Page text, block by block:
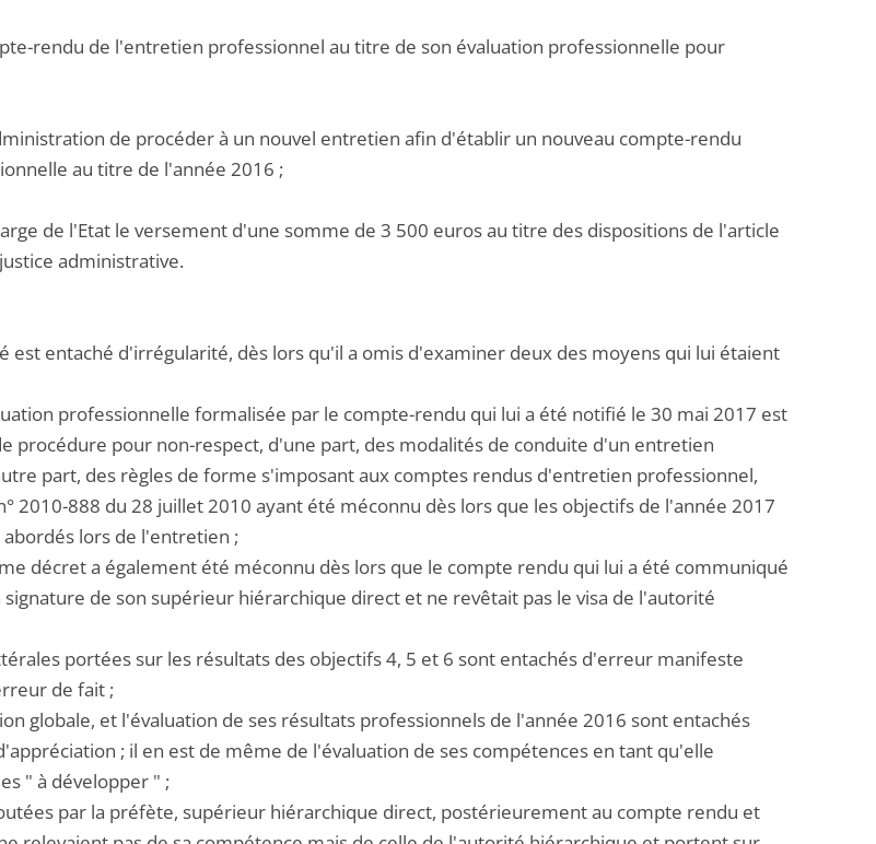
rendu de l'entretien professionnel au titre de son évaluation professionnelle pour
de procéder à un nouvel entretien afin d'établir un nouveau compte-rendu
au titre de l'année 2016 ;
de l'Etat le versement d'une somme de 3 500 euros au titre des dispositions de l'article
administrative.
est entaché d'irrégularité, dès lors qu'il a omis d'examiner deux des moyens qui lui étaient
professionnelle formalisée par le compte-rendu qui lui a été notifié le 30 mai 2017 est
procédure pour non-respect, d'une part, des modalités de conduite d'un entretien
part, des règles de forme s'imposant aux comptes rendus d'entretien professionnel,
2010-888 du 28 juillet 2010 ayant été méconnu dès lors que les objectifs de l'année 2017
lors de l'entretien ;
décret a également été méconnu dès lors que le compte rendu qui lui a été communiqué
de son supérieur hiérarchique direct et ne revêtait pas le visa de l'autorité
portées sur les résultats des objectifs 4, 5 et 6 sont entachés d'erreur manifeste
de fait ;
globale, et l'évaluation de ses résultats professionnels de l'année 2016 sont entachés
; il en est de même de l'évaluation de ses compétences en tant qu'elle
" à développer " ;
par la préfète, supérieur hiérarchique direct, postérieurement au compte rendu et